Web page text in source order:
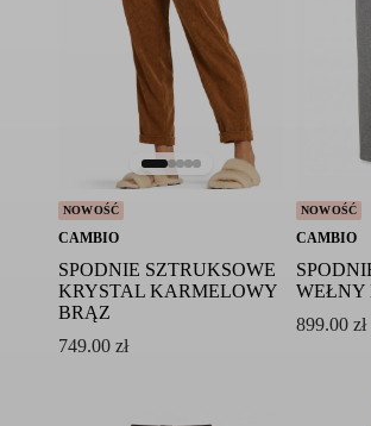
NOWOŚĆ
CAMBIO
SPODNIE SZTRUKSOWE
KRYSTAL KARMELOWY
BRĄZ
749.00 zł
NOWOŚĆ
CAMBIO
WEŁNY
899.00 zł